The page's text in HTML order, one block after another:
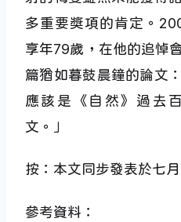
多重要獎項的肯定。
享年79歲，在他的追悼
篇猶如暮鼓晨鐘的論文
應該是《自然》過去
文。」
按：本文同步發表於七
參考資料：